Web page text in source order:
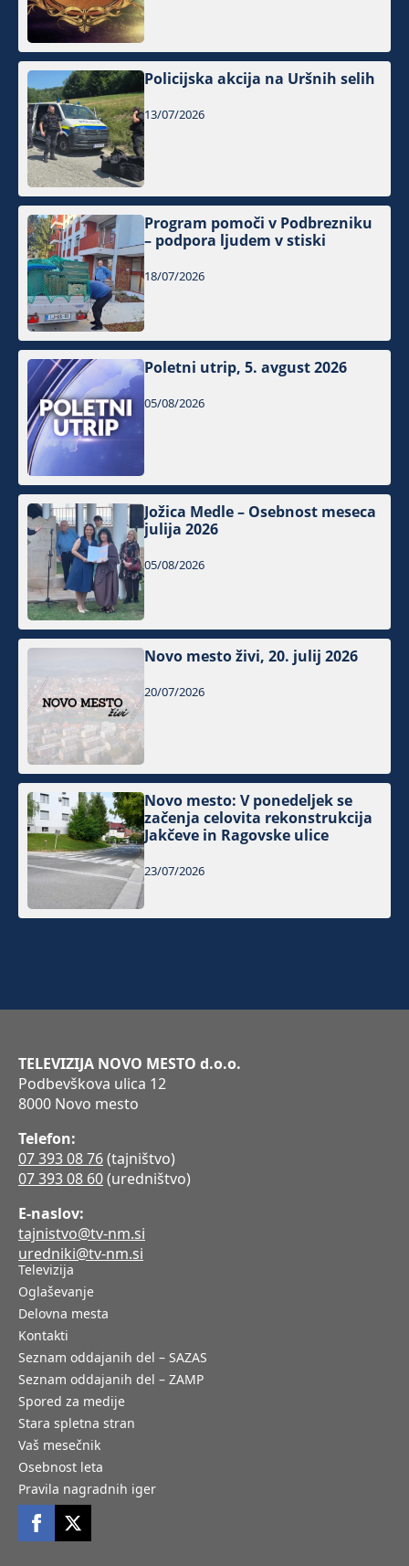
Policijska akcija na Uršnih selih
13/07/2026
Program pomoči v Podbrezniku
– podpora ljudem v stiski
18/07/2026
Poletni utrip, 5. avgust 2026
05/08/2026
Jožica Medle – Osebnost meseca
julija 2026
05/08/2026
Novo mesto živi, 20. julij 2026
20/07/2026
Novo mesto: V ponedeljek se
začenja celovita rekonstrukcija
Jakčeve in Ragovske ulice
23/07/2026
TELEVIZIJA NOVO MESTO d.o.o.
Podbevškova ulica 12
8000 Novo mesto
Telefon:
07 393 08 76(tajništvo)
07 393 08 60(uredništvo)
E-naslov:
tajnistvo@tv-nm.si
uredniki@tv-nm.si
Televizija
Oglaševanje
Delovna mesta
Kontakti
Seznam oddajanih del – SAZAS
Seznam oddajanih del – ZAMP
Spored za medije
Stara spletna stran
Vaš mesečnik
Osebnost leta
Pravila nagradnih iger